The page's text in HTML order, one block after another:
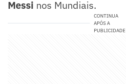
Messi nos Mundiais.
CONTINUA
APÓS A
PUBLICIDADE